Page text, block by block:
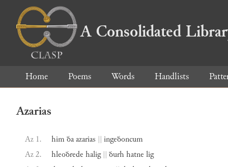
A Consolidated
Home Poems Words Handlists
Azarias
Az 1. him ðaazarias || ingeðoncum
Az 2.
hleoðrede halig || ðurh hatne lig